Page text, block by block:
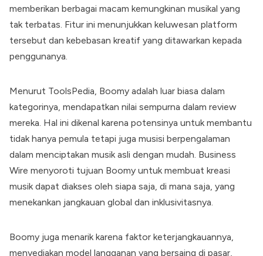
memberikan berbagai macam kemungkinan musikal yang
tak terbatas. Fitur ini menunjukkan keluwesan platform
tersebut dan kebebasan kreatif yang ditawarkan kepada
penggunanya.
Menurut ToolsPedia, Boomy adalah luar biasa dalam
kategorinya, mendapatkan nilai sempurna dalam review
mereka. Hal ini dikenal karena potensinya untuk membantu
tidak hanya pemula tetapi juga musisi berpengalaman
dalam menciptakan musik asli dengan mudah. Business
Wire menyoroti tujuan Boomy untuk membuat kreasi
musik dapat diakses oleh siapa saja, di mana saja, yang
menekankan jangkauan global dan inklusivitasnya.
Boomy juga menarik karena faktor keterjangkauannya,
menyediakan model langganan yang bersaing di pasar,